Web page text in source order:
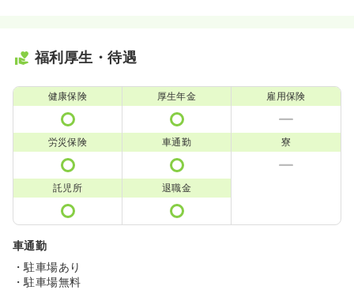
福利厚生・待遇
健康保険 厚生年金 雇用保険
労災保険 車通勤 寮
託児所 退職金
車通勤
・駐車場あり
・駐車場無料